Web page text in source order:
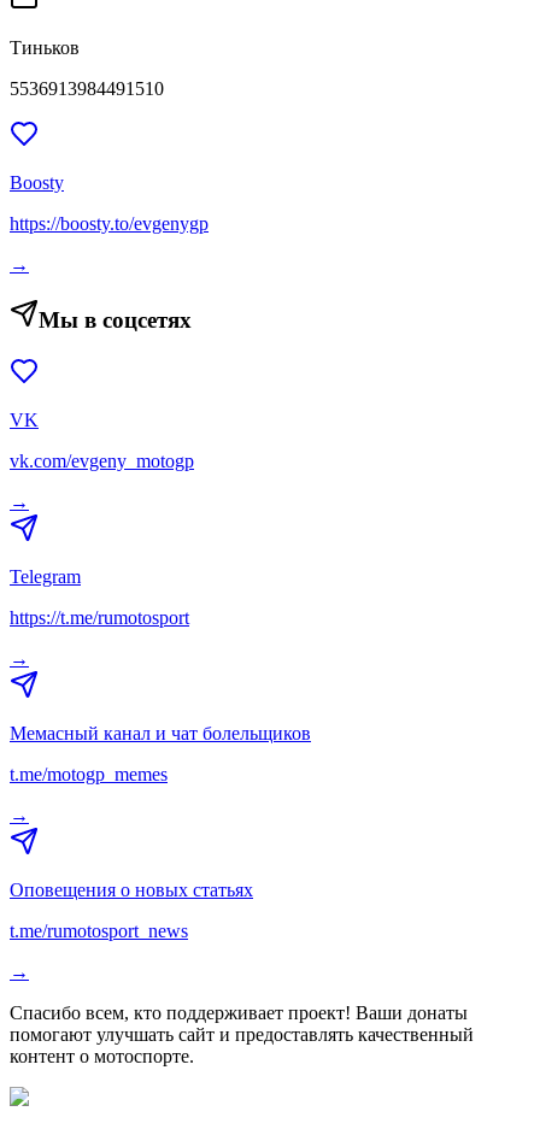
Тиньков
5536913984491510
Boosty
https://boosty.to/evgenygp
→
Мы в соцсетях
VK
vk.com/evgeny_motogp
→
Telegram
https://t.me/rumotosport
→
Мемасный канал и чат болельщиков
t.me/motogp_memes
→
Оповещения о новых статьях
t.me/rumotosport_news
→
Спасибо всем, кто поддерживает проект! Ваши донаты
помогают улучшать сайт и предоставлять качественный
контент о мотоспорте.